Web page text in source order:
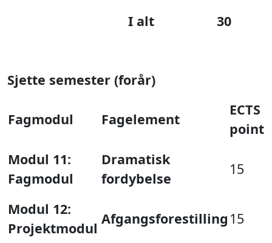
I alt 30
Sjette semester (forår)
Fagmodul Fagelement
ECTS
point
Modul 11:
Fagmodul
Dramatisk
fordybelse
15
Modul 12:
Projektmodul
Afgangsforestilling 15